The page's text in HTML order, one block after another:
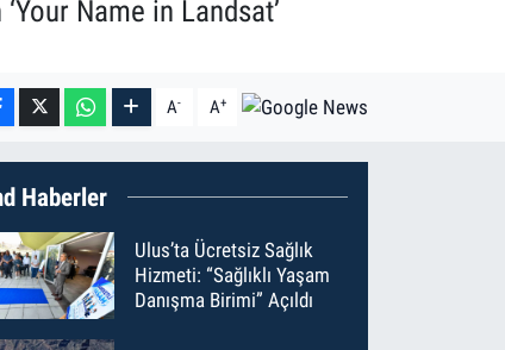
Name in Landsat’
A- A+
Haberler
Ulus’ta Ücretsiz Sağlık
Hizmeti: “Sağlıklı Yaşam
Danışma Birimi” Açıldı